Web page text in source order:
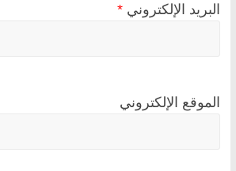
البريد الإلكتروني *
الموقع الإلكتروني